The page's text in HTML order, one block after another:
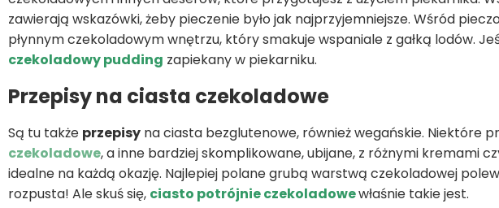
zawierają wskazówki, żeby pieczenie było jak najprzyjemniejsze. Wśród
płynnym czekoladowym wnętrzu, który smakuje wspaniale z gałką lodów.
czekoladowy pudding zapiekany w piekarniku.
Przepisy na ciasta czekoladowe
Są tu także przepisy na ciasta bezglutenowe, również wegańskie. Niektóre
czekoladowe, a inne bardziej skomplikowane, ubijane, z różnymi kremami
idealne na każdą okazję. Najlepiej polane grubą warstwą czekoladowej
rozpusta! Ale skuś się, ciasto potrójnie czekoladowewłaśnie takie jest.